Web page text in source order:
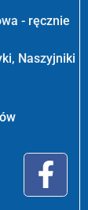
- ręcznie
Naszyjniki